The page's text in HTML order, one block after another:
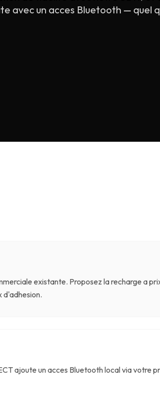
avec un acces Bluetooth — quel
existante. Proposez la recharge a
d'adhesion.
ajoute un acces Bluetooth local via votre